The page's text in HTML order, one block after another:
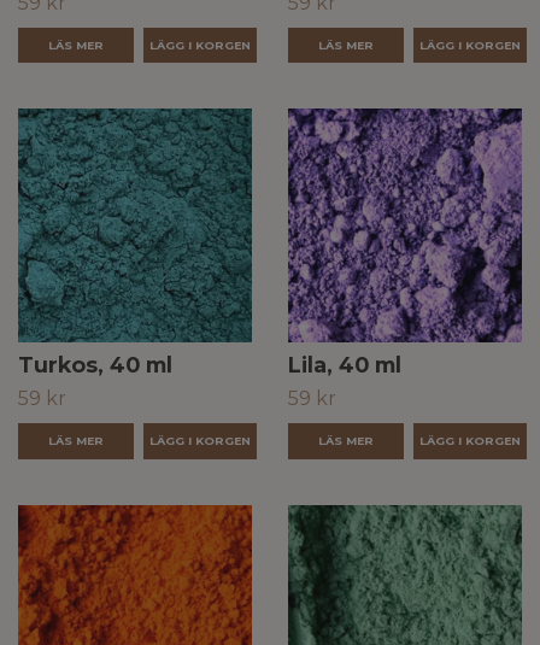
LÄS MER LÄS MER
Turkos, 40 ml
59 kr
LÄS MER
Lila, 40 ml
59 kr
LÄS MER